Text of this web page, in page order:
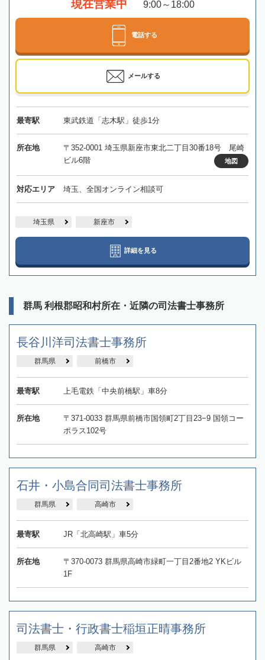
現在営業中 9:00～18:00
電話する
メールする
最寄駅 東武鉄道「志木駅」徒歩1分
所在地
〒352-0001 埼玉県新座市東北二丁目30番18号 尾崎
ビル6階
地図
対応エリア 埼玉、全国オンライン相談可
埼玉県 新座市
詳細を見る
群馬 利根郡昭和村所在・近隣の司法書士事務所
長谷川洋司法書士事務所
群馬県 前橋市
最寄駅 上毛電鉄「中央前橋駅」車8分
所在地
〒371-0033 群馬県前橋市国領町2丁目23−9 国領コー
ポラス102号
石井・小島合同司法書士事務所
群馬県 高崎市
最寄駅 JR「北高崎駅」車5分
所在地
〒370-0073 群馬県高崎市緑町一丁目2番地2 YKビル
1F
司法書士・行政書士稲垣正晴事務所
群馬県 高崎市